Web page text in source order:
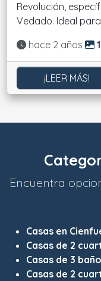
Revolución,
Vedado. Ideal para
Actualizado:
hace 2 años
¡LEER MÁS!
Encuentra
Casas en
Casas de 2
Casas de 3
Casas de 2